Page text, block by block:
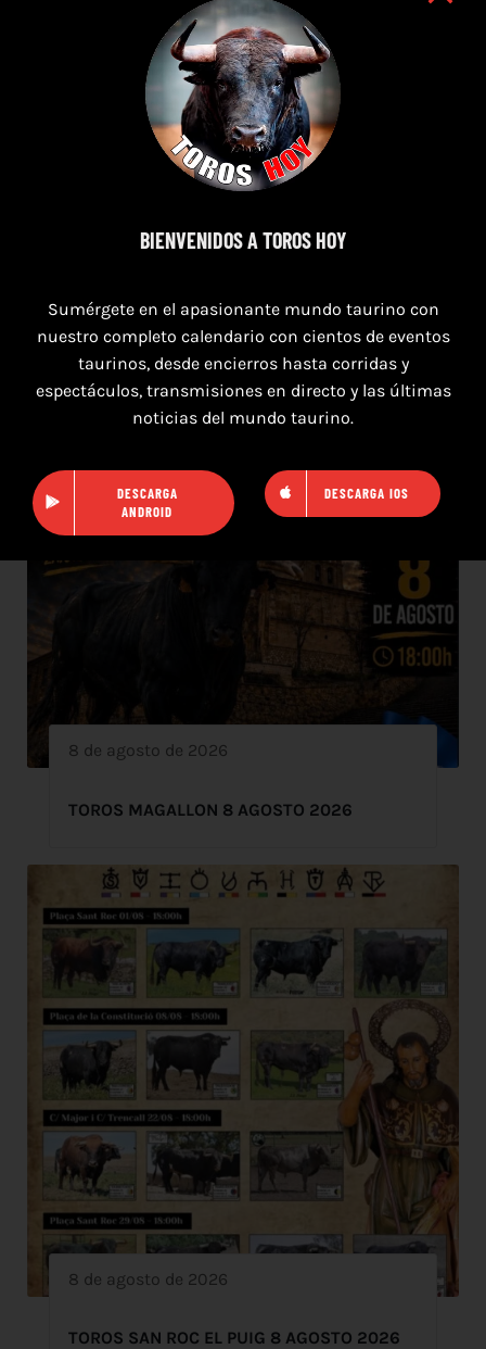
8 de agosto de 2026
TOROS MAGALLON 8 AGOSTO 2026
8 de agosto de 2026
TOROS SAN ROC EL PUIG 8 AGOSTO 2026
BIENVENIDOS A TOROS HOY
Sumérgete en el apasionante mundo taurino con
nuestro completo calendario con cientos de eventos
taurinos, desde encierros hasta corridas y
espectáculos, transmisiones en directo y las últimas
noticias del mundo taurino.
DESCARGA
ANDROID
DESCARGA IOS